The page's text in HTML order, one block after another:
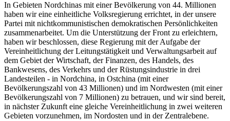
In Gebieten Nordchinas mit einer Bevölkerung von 44. Millionen
haben wir eine einheitliche Volksregierung errichtet, in der unsere
Partei mit nichtkommunistischen demokratischen Persönlichkeiten
zusammenarbeitet. Um die Unterstützung der Front zu erleichtern,
haben wir beschlossen, diese Regierung mit der Aufgabe der
Vereinheitlichung der Leitungstätigkeit und Verwaltungsarbeit auf
dem Gebiet der Wirtschaft, der Finanzen, des Handels, des
Bankwesens, des Verkehrs und der Rüstungsindustrie in drei
Landesteilen - in Nordchina, in Ostchina (mit einer
Bevölkerungszahl von 43 Millionen) und im Nordwesten (mit einer
Bevölkerungszahl von 7 Millionen) zu betrauen, und wir sind bereit,
in nächster Zukunft eine gleiche Vereinheitlichung in zwei weiteren
Gebieten vorzunehmen, im Nordosten und in der Zentralebene.